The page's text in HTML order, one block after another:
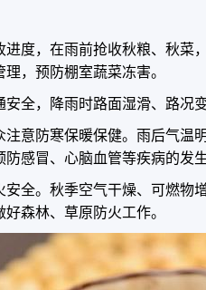
进度，在雨前抢收秋粮、秋菜
，预防棚室蔬菜冻害。
安全，降雨时路面湿滑、路况
注意防寒保暖保健。雨后气温
防感冒、心脑血管等疾病的发
安全。秋季空气干燥、可燃物
森林、草原防火工作。